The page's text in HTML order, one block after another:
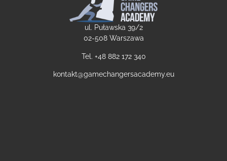
ul. Puławska 39/2
02-508 Warszawa
Tel. +48 882 172 340
kontakt@gamechangersacademy.eu